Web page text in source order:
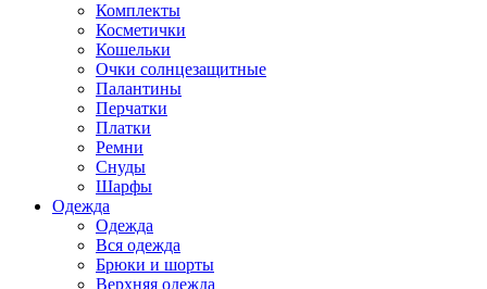
Комплекты
Косметички
Кошельки
Очки солнцезащитные
Палантины
Перчатки
Платки
Ремни
Снуды
Шарфы
Одежда
Одежда
Вся одежда
Брюки и шорты
Верхняя одежда